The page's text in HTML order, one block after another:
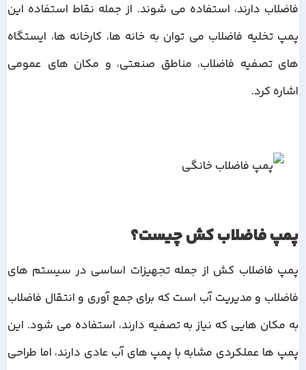
فاضلاب دارند، استفاده می شوند. از جمله نقاط استفاده این
پمپ تخلیه فاضلاب می توان به خانه ها، کارخانه ها، ایستگاه
های تصفیه فاضلاب، مناطق صنعتی، و مکان های عمومی
اشاره کرد.
پمپ فاضلاب کش چیست؟
پمپ فاضلاب کش از جمله تجهیزات اساسی در سیستم های
فاضلاب و مدیریت آب است که برای جمع آوری و انتقال فاضلاب
به مکان هایی که نیاز به تصفیه دارند، استفاده می شود. این
پمپ ها عملکردی مشابه با پمپ های آب عادی دارند، اما طراحی